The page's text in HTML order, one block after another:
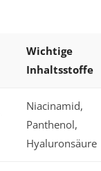
Wichtige
Inhaltsstoffe
Niacinamid,
Panthenol,
Hyaluronsäure